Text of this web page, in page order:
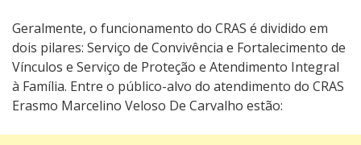
Geralmente, o funcionamento do CRAS é dividido em
dois pilares: Serviço de Convivência e Fortalecimento de
Vínculos e Serviço de Proteção e Atendimento Integral
à Família. Entre o público-alvo do atendimento do CRAS
Erasmo Marcelino Veloso De Carvalho estão: